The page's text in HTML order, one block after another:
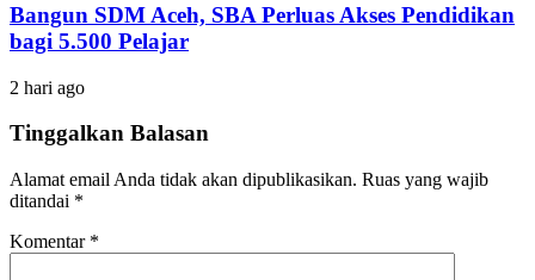
Bangun SDM Aceh, SBA Perluas Akses Pendidikan
bagi 5.500 Pelajar
2 hari ago
Tinggalkan Balasan
Alamat email Anda tidak akan dipublikasikan. Ruas yang wajib
ditandai *
Komentar *